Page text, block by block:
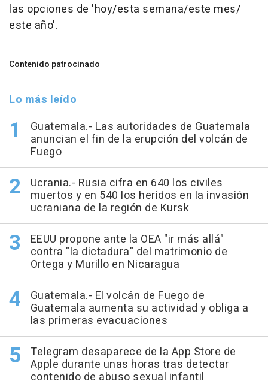
las opciones de 'hoy/esta semana/este mes/
este año'.
Contenido patrocinado
Lo más leído
Guatemala.- Las autoridades de Guatemala
anuncian el fin de la erupción del volcán de
Fuego
Ucrania.- Rusia cifra en 640 los civiles
muertos y en 540 los heridos en la invasión
ucraniana de la región de Kursk
EEUU propone ante la OEA "ir más allá"
contra "la dictadura" del matrimonio de
Ortega y Murillo en Nicaragua
Guatemala.- El volcán de Fuego de
Guatemala aumenta su actividad y obliga a
las primeras evacuaciones
Telegram desaparece de la App Store de
Apple durante unas horas tras detectar
contenido de abuso sexual infantil